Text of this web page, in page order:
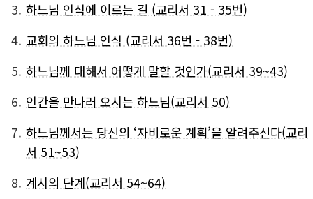
3. 하느님 인식에 이르는 길 (교리서 31 - 35번)
4. 교회의 하느님 인식 (교리서 36번 - 38번)
5. 하느님께 대해서 어떻게 말할 것인가(교리서 39~43)
6. 인간을 만나러 오시는 하느님(교리서 50)
7. 하느님께서는 당신의 ‘자비로운 계획’을 알려주신다(교리
서 51~53)
8. 계시의 단계(교리서 54~64)